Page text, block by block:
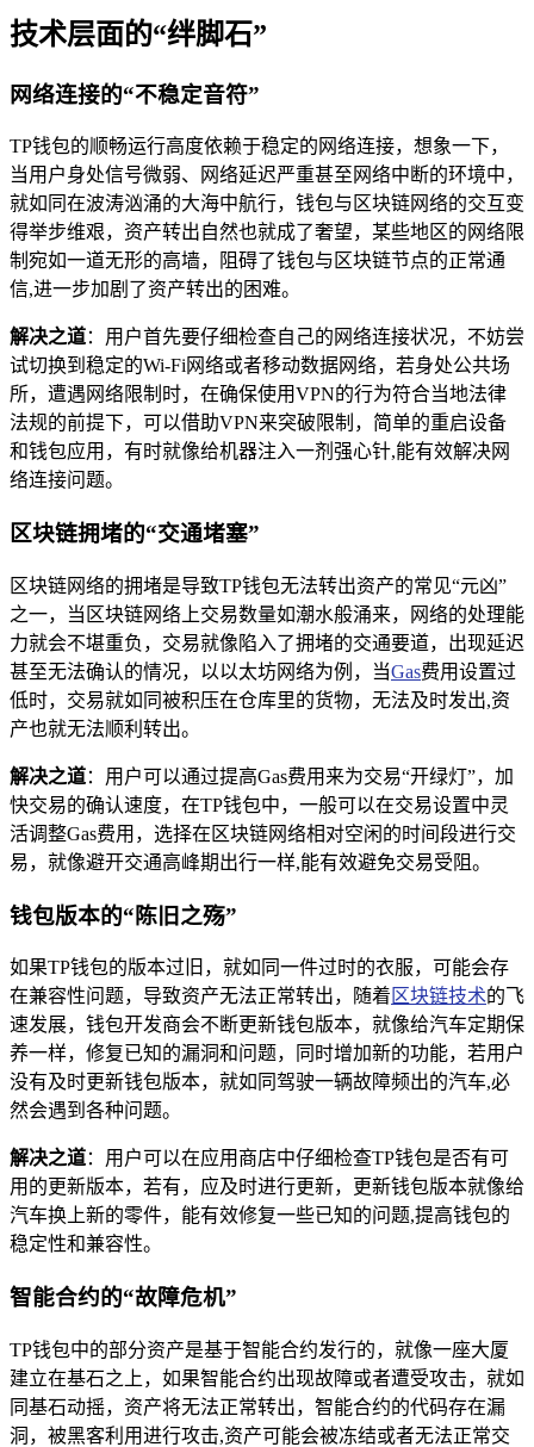
技术层面的“绊脚石”
网络连接的“不稳定音符”
TP钱包的顺畅运行高度依赖于稳定的网络连接，想象一下，
当用户身处信号微弱、网络延迟严重甚至网络中断的环境中，
就如同在波涛汹涌的大海中航行，钱包与区块链网络的交互变
得举步维艰，资产转出自然也就成了奢望，某些地区的网络限
制宛如一道无形的高墙，阻碍了钱包与区块链节点的正常通
信,进一步加剧了资产转出的困难。
解决之道：用户首先要仔细检查自己的网络连接状况，不妨尝
试切换到稳定的Wi-Fi网络或者移动数据网络，若身处公共场
所，遭遇网络限制时，在确保使用VPN的行为符合当地法律
法规的前提下，可以借助VPN来突破限制，简单的重启设备
和钱包应用，有时就像给机器注入一剂强心针,能有效解决网
络连接问题。
区块链拥堵的“交通堵塞”
区块链网络的拥堵是导致TP钱包无法转出资产的常见“元凶”
之一，当区块链网络上交易数量如潮水般涌来，网络的处理能
力就会不堪重负，交易就像陷入了拥堵的交通要道，出现延迟
甚至无法确认的情况，以以太坊网络为例，当Gas费用设置过
低时，交易就如同被积压在仓库里的货物，无法及时发出,资
产也就无法顺利转出。
解决之道：用户可以通过提高Gas费用来为交易“开绿灯”，加
快交易的确认速度，在TP钱包中，一般可以在交易设置中灵
活调整Gas费用，选择在区块链网络相对空闲的时间段进行交
易，就像避开交通高峰期出行一样,能有效避免交易受阻。
钱包版本的“陈旧之殇”
如果TP钱包的版本过旧，就如同一件过时的衣服，可能会存
在兼容性问题，导致资产无法正常转出，随着 区块链技术的飞
速发展，钱包开发商会不断更新钱包版本，就像给汽车定期保
养一样，修复已知的漏洞和问题，同时增加新的功能，若用户
没有及时更新钱包版本，就如同驾驶一辆故障频出的汽车,必
然会遇到各种问题。
解决之道：用户可以在应用商店中仔细检查TP钱包是否有可
用的更新版本，若有，应及时进行更新，更新钱包版本就像给
汽车换上新的零件，能有效修复一些已知的问题,提高钱包的
稳定性和兼容性。
智能合约的“故障危机”
TP钱包中的部分资产是基于智能合约发行的，就像一座大厦
建立在基石之上，如果智能合约出现故障或者遭受攻击，就如
同基石动摇，资产将无法正常转出，智能合约的代码存在漏
洞，被黑客利用进行攻击,资产可能会被冻结或者无法正常交